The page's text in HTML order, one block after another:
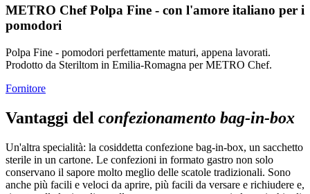
METRO Chef Polpa Fine - con l'amore italiano per i
pomodori
Polpa Fine - pomodori perfettamente maturi, appena lavorati.
Prodotto da Steriltom in Emilia-Romagna per METRO Chef.
Fornitore
Vantaggi del confezionamento bag-in-box
Un'altra specialità: la cosiddetta confezione bag-in-box, un sacchetto
sterile in un cartone. Le confezioni in formato gastro non solo
conservano il sapore molto meglio delle scatole tradizionali. Sono
anche più facili e veloci da aprire, più facili da versare e richiudere e,